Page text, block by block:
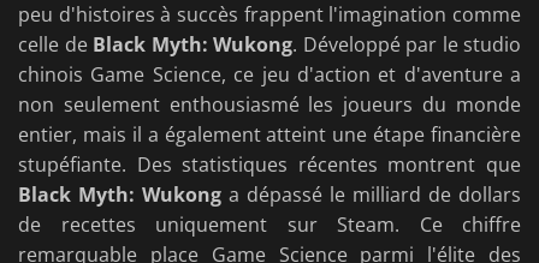
peu d'histoires à succès frappent l'imagination comme
celle de Black Myth: Wukong. Développé par le studio
chinois Game Science, ce jeu d'action et d'aventure a
non seulement enthousiasmé les joueurs du monde
entier, mais il a également atteint une étape financière
stupéfiante. Des statistiques récentes montrent que
Black Myth: Wukong a dépassé le milliard de dollars
de recettes uniquement sur Steam. Ce chiffre
remarquable place Game Science parmi l'élite des